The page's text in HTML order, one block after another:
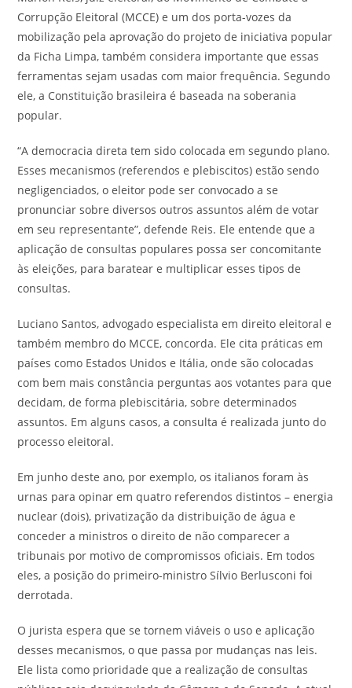
Corrupção Eleitoral (MCCE) e um dos porta-vozes da
mobilização pela aprovação do projeto de iniciativa popular
da Ficha Limpa, também considera importante que essas
ferramentas sejam usadas com maior frequência. Segundo
ele, a Constituição brasileira é baseada na soberania
popular.
“A democracia direta tem sido colocada em segundo plano.
Esses mecanismos (referendos e plebiscitos) estão sendo
negligenciados, o eleitor pode ser convocado a se
pronunciar sobre diversos outros assuntos além de votar
em seu representante”, defende Reis. Ele entende que a
aplicação de consultas populares possa ser concomitante
às eleições, para baratear e multiplicar esses tipos de
consultas.
Luciano Santos, advogado especialista em direito eleitoral e
também membro do MCCE, concorda. Ele cita práticas em
países como Estados Unidos e Itália, onde são colocadas
com bem mais constância perguntas aos votantes para que
decidam, de forma plebiscitária, sobre determinados
assuntos. Em alguns casos, a consulta é realizada junto do
processo eleitoral.
Em junho deste ano, por exemplo, os italianos foram às
urnas para opinar em quatro referendos distintos – energia
nuclear (dois), privatização da distribuição de água e
conceder a ministros o direito de não comparecer a
tribunais por motivo de compromissos oficiais. Em todos
eles, a posição do primeiro-ministro Sílvio Berlusconi foi
derrotada.
O jurista espera que se tornem viáveis o uso e aplicação
desses mecanismos, o que passa por mudanças nas leis.
Ele lista como prioridade que a realização de consultas